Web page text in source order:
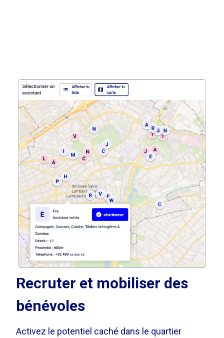
Recruter et mobiliser des
bénévoles
Activez le potentiel caché dans le quartier